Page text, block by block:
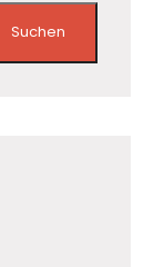
Suchen